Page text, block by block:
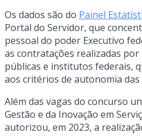
Os dados são do Painel
Portal do Servidor, que
pessoal do poder Executivo
as contratações realizadas
públicas e institutos federais,
aos critérios de autonomia
Além das vagas do concurso
Gestão e da Inovação em
autorizou, em 2023, a